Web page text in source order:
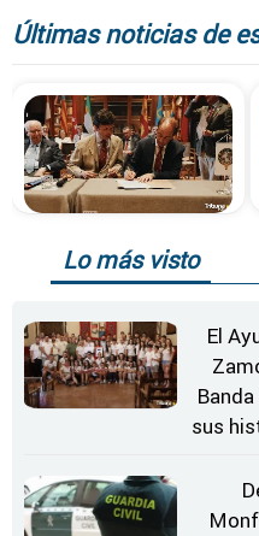
Últimas noticias de
Lo más visto
El
sus